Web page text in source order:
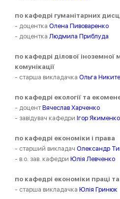
по кафедрі гуманітарних
- доцентка Олена Пивоваренко
- доцентка Людмила Приблуда
по кафедрі ділової
комунікації
- старша викладачка Ольга
по кафедрі екології та
- доцентВячеслав Харченко
- завідувач кафедри Ігор Якименко
по кафедрі економіки і права
- старший викладач Олександр
- в.о. зав. кафедри Юлія Левченко
по кафедрі економіки праці
- старша викладачка Юлія Гринюк